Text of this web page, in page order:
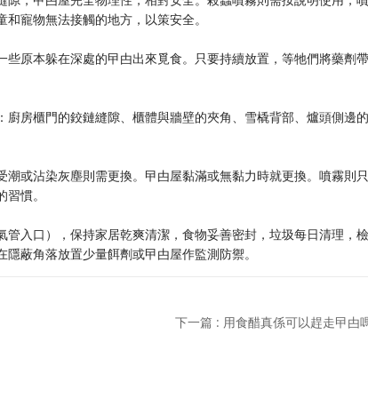
寵物無法接觸的地方，以策安全。
些原本躲在深處的曱甴出來覓食。只要持續放置，等牠們將藥劑
廚房櫃門的鉸鏈縫隙、櫃體與牆壁的夾角、雪橇背部、爐頭側邊
潮或沾染灰塵則需更換。曱甴屋黏滿或無黏力時就更換。噴霧則
慣。
管入口），保持家居乾爽清潔，食物妥善密封，垃圾每日清理，
蔽角落放置少量餌劑或曱甴屋作監測防禦。
下一篇 : 用食醋真係可以趕走曱甴